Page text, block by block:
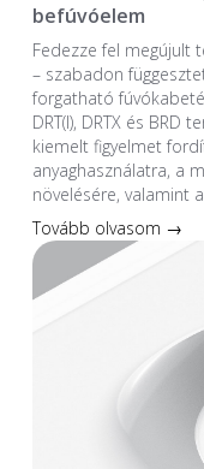
befúvóelem
Fedezze fel megújult
– szabadon
forgatható
DRT(I), DRTX és
kiemelt figyelmet
anyaghasználatra, a
növelésére, valamint
Tovább olvasom →